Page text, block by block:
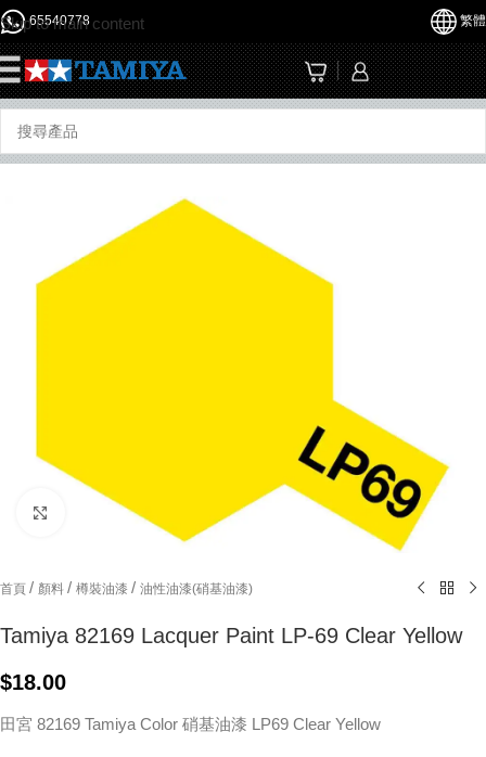
Skip to main content
65540778 繁體
Click to enlarge
首頁 / 顏料 / 樽裝油漆 / 油性油漆(硝基油漆)
Tamiya 82169 Lacquer Paint LP-69 Clear Yellow
$18.00
田宮 82169 Tamiya Color 硝基油漆 LP69 Clear Yellow